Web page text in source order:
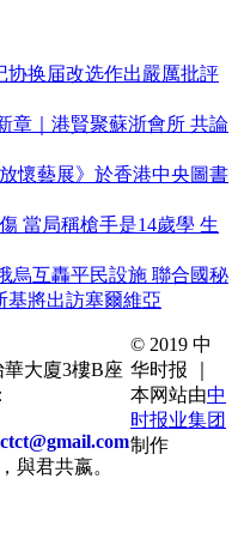
协换届改选作出嚴厲批評
章｜港賢聚蘇浙會所 共論
懷藝展》於香港中央圖書
當局稱槍手是14歲學 生
烏互轟平民設施 聯合國秘
基將出訪塞爾維亞
大廈3樓B座
與君共嬴。
© 2019 中
华时报 ｜
本网站由中
时报业集团
制作